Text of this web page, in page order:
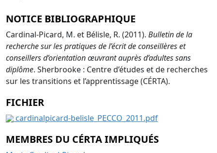
NOTICE BIBLIOGRAPHIQUE
Cardinal-Picard, M. et Bélisle, R. (2011). Bulletin de la
recherche sur les pratiques de l’écrit de conseillères et
conseillers d’orientation œuvrant auprès d’adultes sans
diplôme. Sherbrooke : Centre d’études et de recherches
sur les transitions et l’apprentissage (CÉRTA).
FICHIER
cardinalpicard-belisle_PECCO_2011.pdf
MEMBRES DU CÉRTA IMPLIQUÉS